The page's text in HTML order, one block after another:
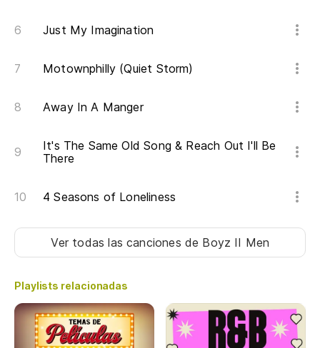
Just My Imagination
Motownphilly (Quiet Storm)
Away In A Manger
It's The Same Old Song & Reach Out I'll Be
There
4 Seasons of Loneliness
Ver todas las canciones de Boyz II Men
Playlists relacionadas